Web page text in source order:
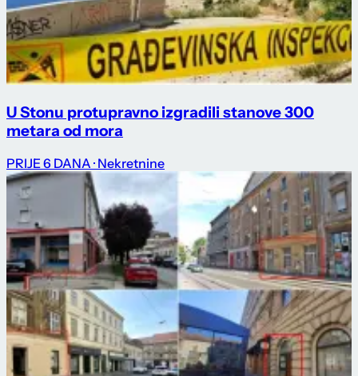
U Stonu protupravno izgradili stanove 300
metara od mora
PRIJE 6 DANA · Nekretnine